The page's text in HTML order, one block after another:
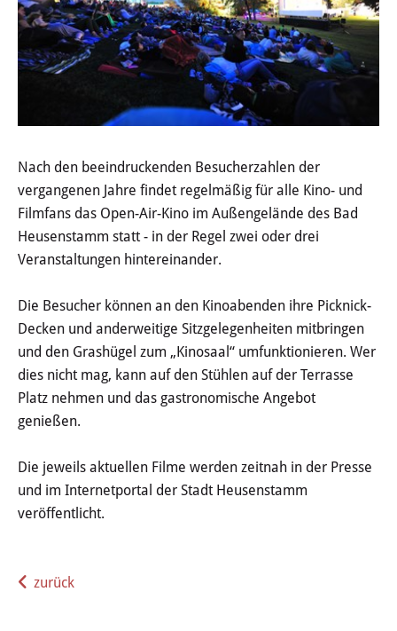
Nach den beeindruckenden Besucherzahlen der
vergangenen Jahre findet regelmäßig für alle Kino- und
Filmfans das Open-Air-Kino im Außengelände des Bad
Heusenstamm statt - in der Regel zwei oder drei
Veranstaltungen hintereinander.
Die Besucher können an den Kinoabenden ihre Picknick-
Decken und anderweitige Sitzgelegenheiten mitbringen
und den Grashügel zum „Kinosaal“ umfunktionieren. Wer
dies nicht mag, kann auf den Stühlen auf der Terrasse
Platz nehmen und das gastronomische Angebot
genießen.
Die jeweils aktuellen Filme werden zeitnah in der Presse
und im Internetportal der Stadt Heusenstamm
veröffentlicht.
zurück
Ortsgerichte & Schiedsamt
Verwaltung & Politik
Satzungen & Stadtrecht
Ausschreibungen
Karriere & Ausbildung
Steuern & Gebühren
Haushalt
Sitzungsinfo
Gremien
Kinder- und Jugendparlament
Danke für die Anmeldung